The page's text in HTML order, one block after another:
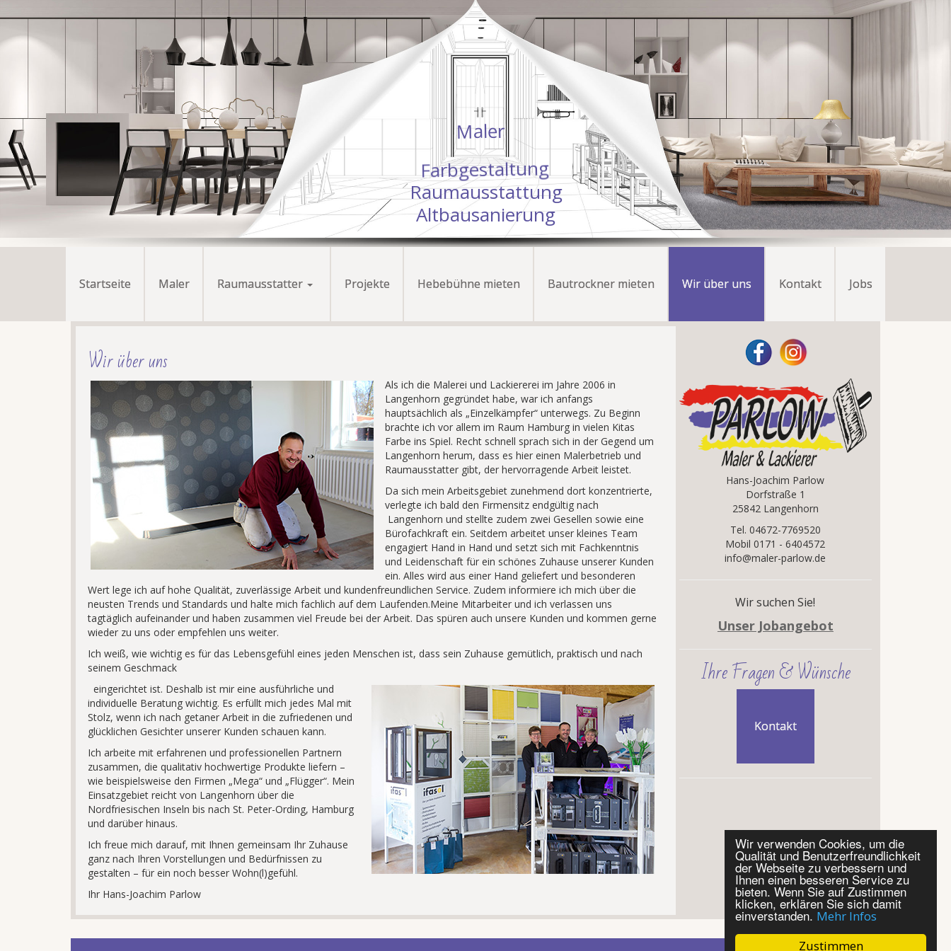
Zustimmen
Wir verwenden Cookies, um die
Qualität und Benutzerfreundlichkeit
der Webseite zu verbessern und
Ihnen einen besseren Service zu
bieten. Wenn Sie auf Zustimmen
klicken, erklären Sie sich damit
einverstanden. Mehr Infos
Maler
Raumausstattung
Farbgestaltung
Altbausanierung
Startseite Maler Raumausstatter Projekte Hebebühne mieten Bautrockner mieten Wir über uns Kontakt Jobs
Wir über uns
Als ich die Malerei und Lackiererei im Jahre 2006 in
Langenhorn gegründet habe, war ich anfangs
hauptsächlich als „Einzelkämpfer“ unterwegs. Zu Beginn
brachte ich vor allem im Raum Hamburg in vielen Kitas
Farbe ins Spiel. Recht schnell sprach sich in der Gegend um
Langenhorn herum, dass es hier einen Malerbetrieb und
Raumausstatter gibt, der hervorragende Arbeit leistet.
Da sich mein Arbeitsgebiet zunehmend dort konzentrierte,
verlegte ich bald den Firmensitz endgültig nach
Langenhorn und stellte zudem zwei Gesellen sowie eine
Bürofachkraft ein. Seitdem arbeitet unser kleines Team
engagiert Hand in Hand und setzt sich mit Fachkenntnis
und Leidenschaft für ein schönes Zuhause unserer Kunden
ein. Alles wird aus einer Hand geliefert und besonderen
Wert lege ich auf hohe Qualität, zuverlässige Arbeit und kundenfreundlichen Service. Zudem informiere ich mich über die
neusten Trends und Standards und halte mich fachlich auf dem Laufenden.Meine Mitarbeiter und ich verlassen uns
tagtäglich aufeinander und haben zusammen viel Freude bei der Arbeit. Das spüren auch unsere Kunden und kommen gerne
wieder zu uns oder empfehlen uns weiter.
Ich weiß, wie wichtig es für das Lebensgefühl eines jeden Menschen ist, dass sein Zuhause gemütlich, praktisch und nach
seinem Geschmack
eingerichtet ist. Deshalb ist mir eine ausführliche und
individuelle Beratung wichtig. Es erfüllt mich jedes Mal mit
Stolz, wenn ich nach getaner Arbeit in die zufriedenen und
glücklichen Gesichter unserer Kunden schauen kann.
Ich arbeite mit erfahrenen und professionellen Partnern
zusammen, die qualitativ hochwertige Produkte liefern –
wie beispielsweise den Firmen „Mega“ und „Flügger“. Mein
Einsatzgebiet reicht von Langenhorn über die
Nordfriesischen Inseln bis nach St. Peter-Ording, Hamburg
und darüber hinaus.
Ich freue mich darauf, mit Ihnen gemeinsam Ihr Zuhause
ganz nach Ihren Vorstellungen und Bedürfnissen zu
gestalten – für ein noch besser Wohn(l)gefühl.
Ihr Hans-Joachim Parlow
Hans-Joachim Parlow
Dorfstraße 1
25842 Langenhorn
Tel. 04672-7769520
Mobil 0171 - 6404572
info@maler-parlow.de
Wir suchen Sie!
Unser Jobangebot
Ihre Fragen & Wünsche
Kontakt